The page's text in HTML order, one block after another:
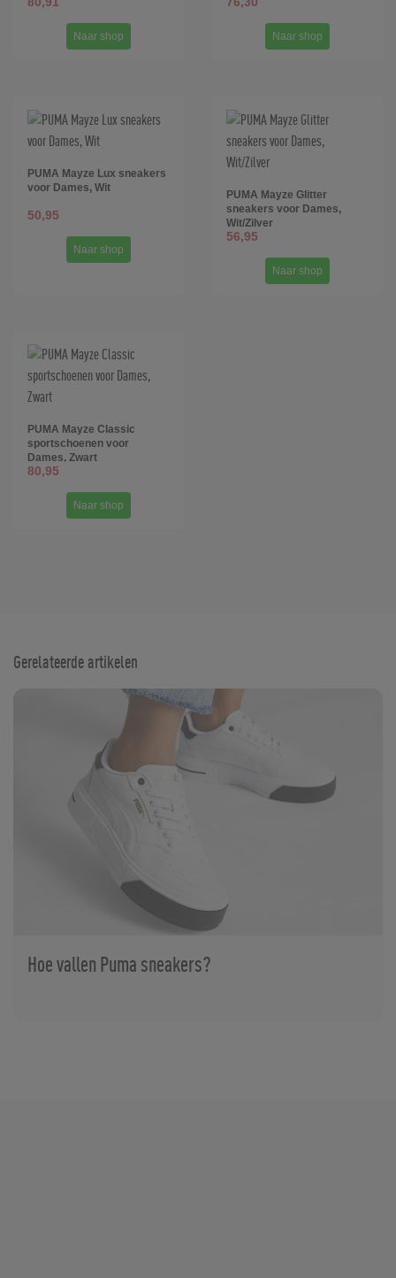
Naar shop Naar shop
PUMA Mayze Lux sneakers
voor Dames, Wit
50,95
Naar shop
PUMA Mayze Glitter
sneakers voor Dames,
Wit/Zilver
56,95
Naar shop
PUMA Mayze Classic
sportschoenen voor
Dames, Zwart
80,95
Naar shop
Gerelateerde artikelen
Hoe vallen Puma sneakers?